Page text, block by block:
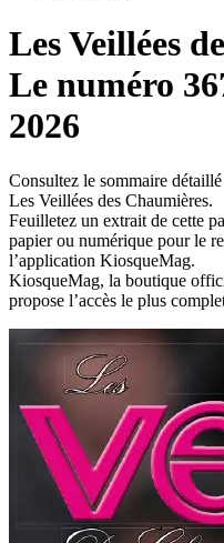
Les Veillées
Le numéro
2026
Consultez le sommaire
Les Veillées des Chaumières.
Feuilletez un extrait de cette
papier ou numérique pour le
l’application KiosqueMag.
KiosqueMag, la boutique
propose l’accès le plus